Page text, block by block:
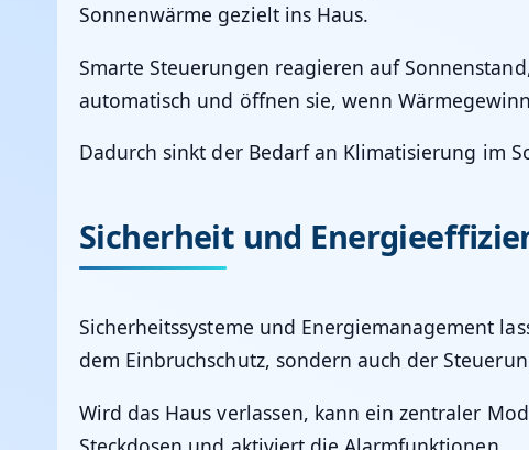
Sonnenwärme gezielt ins Haus.
Smarte Steuerungen reagieren auf
automatisch und öffnen sie, wenn
Dadurch sinkt der Bedarf an Klimatisierung im
Sicherheit und
Sicherheitssysteme und Energiemanagement
dem Einbruchschutz, sondern auch der
Wird das Haus verlassen, kann ein zentraler